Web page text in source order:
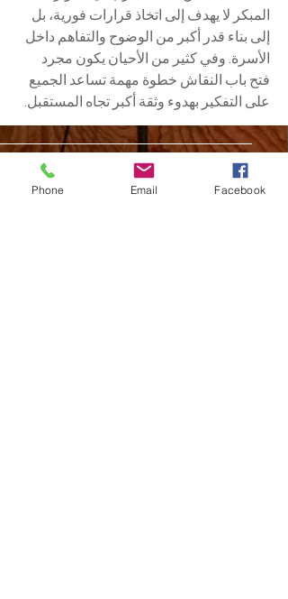
المبكر لا يهدف إلى اتخاذ قرارات فورية، بل
إلى بناء قدر أكبر من الوضوح والتفاهم داخل
الأسرة. وفي كثير من الأحيان يكون مجرد
فتح باب النقاش خطوة مهمة تساعد الجميع
على التفكير بهدوء وثقة أكبر تجاه المستقبل.
CAPGOMEH BOGOR
STREET FESTIVAL 2025
Phone Email Facebook